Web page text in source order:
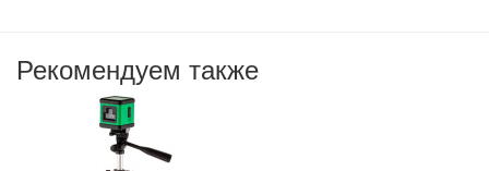
Рекомендуем также